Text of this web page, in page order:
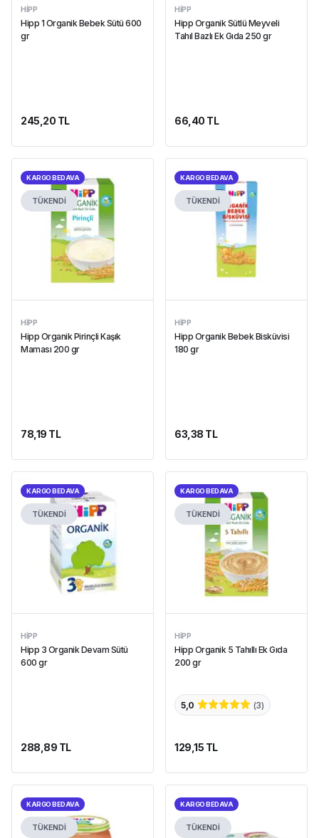
HIPP
Hipp 1 Organik Bebek Sütü 600
gr
245,20 TL
HIPP
Hipp Organik Sütlü Meyveli
Tahıl Bazlı Ek Gıda 250 gr
66,40 TL
KARGO BEDAVA
TÜKENDİ
HIPP
Hipp Organik Pirinçli Kaşık
Maması 200 gr
78,19 TL
KARGO BEDAVA
TÜKENDİ
HIPP
Hipp Organik Bebek Bisküvisi
180 gr
63,38 TL
KARGO BEDAVA
TÜKENDİ
HIPP
Hipp 3 Organik Devam Sütü
600 gr
288,89 TL
KARGO BEDAVA
TÜKENDİ
HIPP
Hipp Organik 5 Tahıllı Ek Gıda
200 gr
5,0 (3)
129,15 TL
KARGO BEDAVA
TÜKENDİ
KARGO BEDAVA
TÜKENDİ